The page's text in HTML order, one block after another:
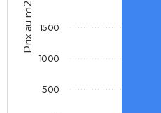
Prix au m2
500
1000
1500